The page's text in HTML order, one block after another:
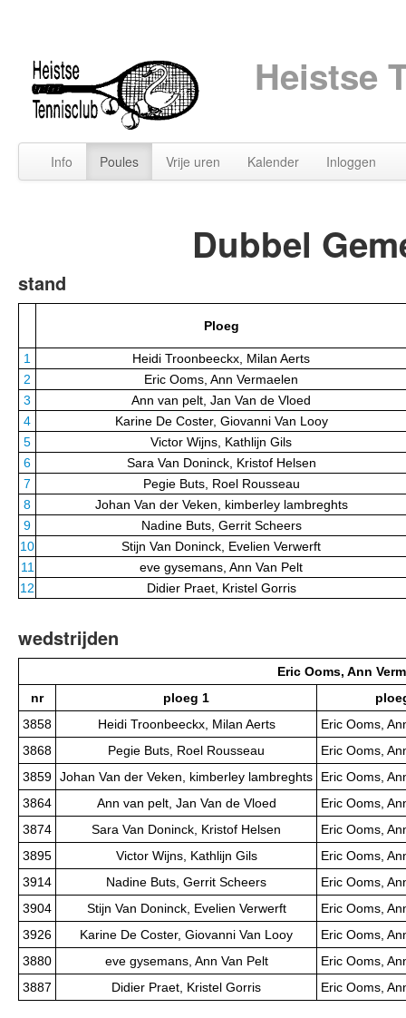
Heistse
Info Poules Vrije uren Kalender Inloggen
Dubbel
stand
Ploeg
1
Heidi Troonbeeckx, Milan Aerts
2
Eric Ooms, Ann Vermaelen
3
Ann van pelt, Jan Van de Vloed
4
Karine De Coster, Giovanni Van Looy
5
Victor Wijns, Kathlijn Gils
6
Sara Van Doninck, Kristof Helsen
7
Pegie Buts, Roel Rousseau
8
Johan Van der Veken, kimberley lambreghts
9
Nadine Buts, Gerrit Scheers
10
Stijn Van Doninck, Evelien Verwerft
11
eve gysemans, Ann Van Pelt
12
Didier Praet, Kristel Gorris
wedstrijden
Eric Ooms, Ann
nr
ploeg 1
3858
Heidi Troonbeeckx, Milan Aerts
Eric Ooms,
3868
Pegie Buts, Roel Rousseau
Eric Ooms,
3859 Johan Van der Veken, kimberley lambreghts
Eric Ooms,
3864
Ann van pelt, Jan Van de Vloed
Eric Ooms,
3874
Sara Van Doninck, Kristof Helsen
Eric Ooms,
3895
Victor Wijns, Kathlijn Gils
Eric Ooms,
3914
Nadine Buts, Gerrit Scheers
Eric Ooms,
3904
Stijn Van Doninck, Evelien Verwerft
Eric Ooms,
3926
Karine De Coster, Giovanni Van Looy
Eric Ooms,
3880
eve gysemans, Ann Van Pelt
Eric Ooms,
3887
Didier Praet, Kristel Gorris Eric Ooms,